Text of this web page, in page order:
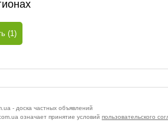
(1)
- доска частных объявлений
означает принятие условий пользовательского